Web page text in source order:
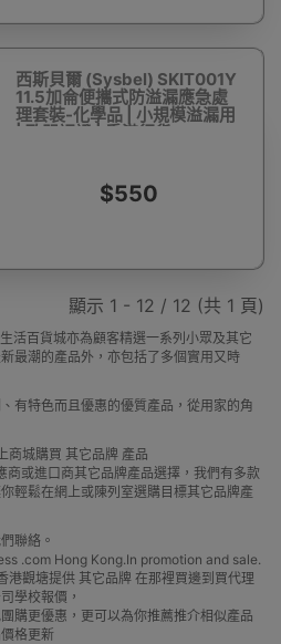
西斯貝爾 (Sysbel) SKIT001Y
11.5加侖便攜式防溢漏應急處
理套裝-化學品 | 小規模溢漏用
| 歐盟認證 | 香港行貨
$550
顯示 1 - 12 / 12 (共 1 頁)
活百貨城亦為顧客精選一系列小眾及其它
最潮的產品外，亦包括了多個實用又時
有特色而且優惠的優質產品，從用家的角
商城購買 其它品牌 產品
商或進口商其它品牌產品選擇，我們有多款
輕鬆在網上或陳列室選購目標其它品牌產
聯絡。
.com Hong Kong.In promotion and sale.
港觀塘提供 其它品牌 在那裡買邊到買代理
學校報價，
購更優惠，更可以為你推薦推介相似產品
格更新